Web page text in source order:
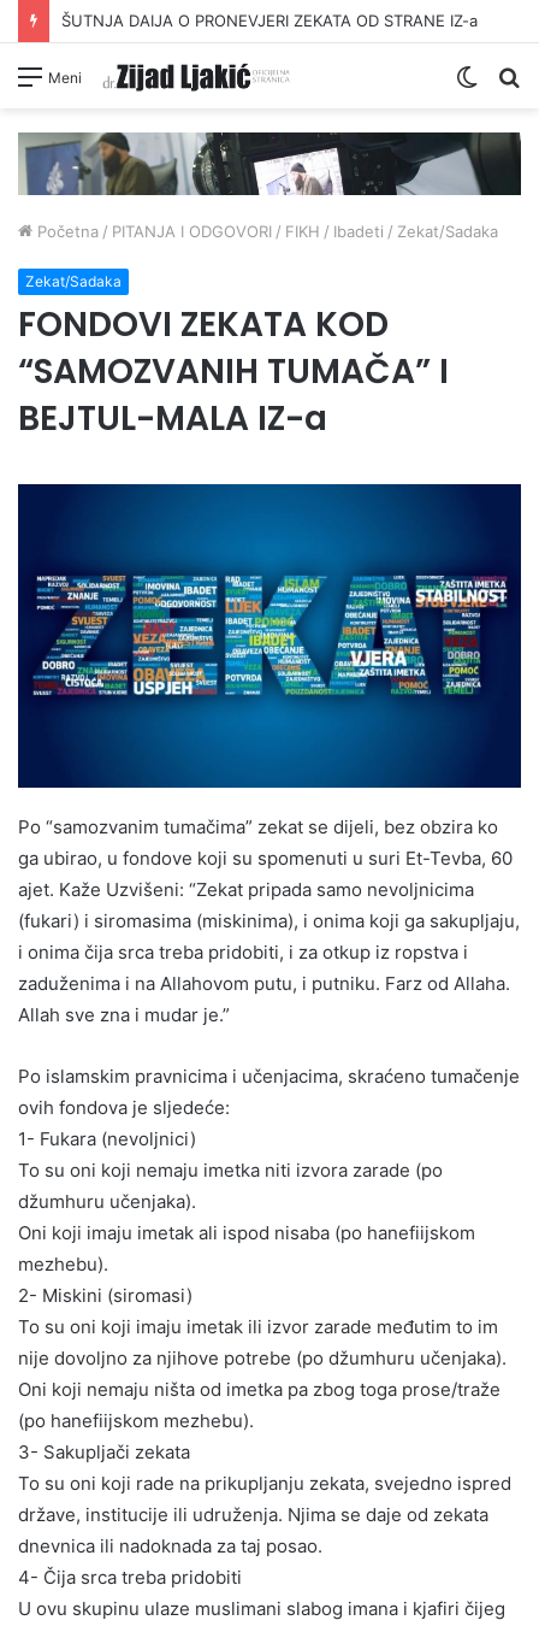
ŠUTNJA DAIJA O PRONEVJERI ZEKATA OD STRANE IZ-a
Meni
Switch
Početna / PITANJA I ODGOVORI / FIKH / Ibadeti / Zekat/Sadaka
Zekat/Sadaka
FONDOVI ZEKATA KOD
“SAMOZVANIH TUMAČA” I
BEJTUL-MALA IZ-a
Po “samozvanim tumačima” zekat se dijeli, bez obzira ko
ga ubirao, u fondove koji su spomenuti u suri Et-Tevba, 60
ajet. Kaže Uzvišeni: “Zekat pripada samo nevoljnicima
(fukari) i siromasima (miskinima), i onima koji ga sakupljaju,
i onima čija srca treba pridobiti, i za otkup iz ropstva i
zaduženima i na Allahovom putu, i putniku. Farz od Allaha.
Allah sve zna i mudar je.”
Po islamskim pravnicima i učenjacima, skraćeno tumačenje
ovih fondova je sljedeće:
1- Fukara (nevoljnici)
To su oni koji nemaju imetka niti izvora zarade (po
džumhuru učenjaka).
Oni koji imaju imetak ali ispod nisaba (po hanefiijskom
mezhebu).
2- Miskini (siromasi)
To su oni koji imaju imetak ili izvor zarade međutim to im
nije dovoljno za njihove potrebe (po džumhuru učenjaka).
Oni koji nemaju ništa od imetka pa zbog toga prose/traže
(po hanefiijskom mezhebu).
3- Sakupljači zekata
To su oni koji rade na prikupljanju zekata, svejedno ispred
države, institucije ili udruženja. Njima se daje od zekata
dnevnica ili nadoknada za taj posao.
4- Čija srca treba pridobiti
U ovu skupinu ulaze muslimani slabog imana i kjafiri čijeg